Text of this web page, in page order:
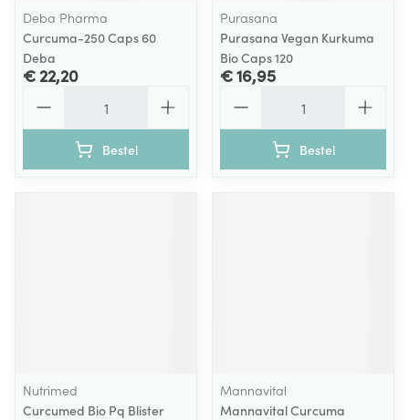
Deba Pharma
Curcuma-250 Caps 60
Deba
€ 22,20
Bestel
Purasana
Purasana Vegan Kurkuma
Bio Caps 120
€ 16,95
Bestel
Nutrimed
Curcumed Bio Pq Blister
Mannavital
Mannavital Curcuma